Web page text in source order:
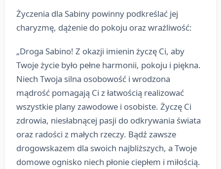
Życzenia dla Sabiny powinny podkreślać jej
charyzmę, dążenie do pokoju oraz wrażliwość:
„Droga Sabino! Z okazji imienin życzę Ci, aby
Twoje życie było pełne harmonii, pokoju i piękna.
Niech Twoja silna osobowość i wrodzona
mądrość pomagają Ci z łatwością realizować
wszystkie plany zawodowe i osobiste. Życzę Ci
zdrowia, niesłabnącej pasji do odkrywania świata
oraz radości z małych rzeczy. Bądź zawsze
drogowskazem dla swoich najbliższych, a Twoje
domowe ognisko niech płonie ciepłem i miłością.